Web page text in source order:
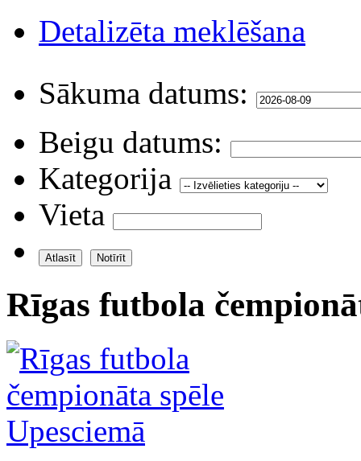
Detalizēta meklēšana
Sākuma datums:
Beigu datums:
Kategorija
Vieta
Rīgas futbola